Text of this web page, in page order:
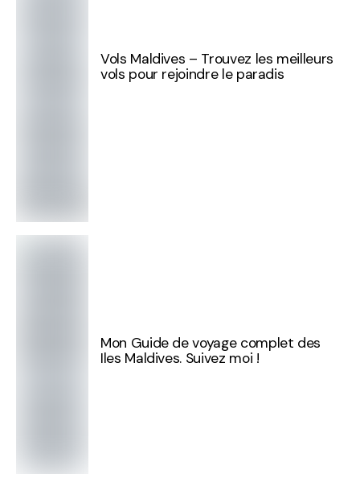
Vols Maldives – Trouvez les meilleurs
vols pour rejoindre le paradis
Mon Guide de voyage complet des
Iles Maldives. Suivez moi !